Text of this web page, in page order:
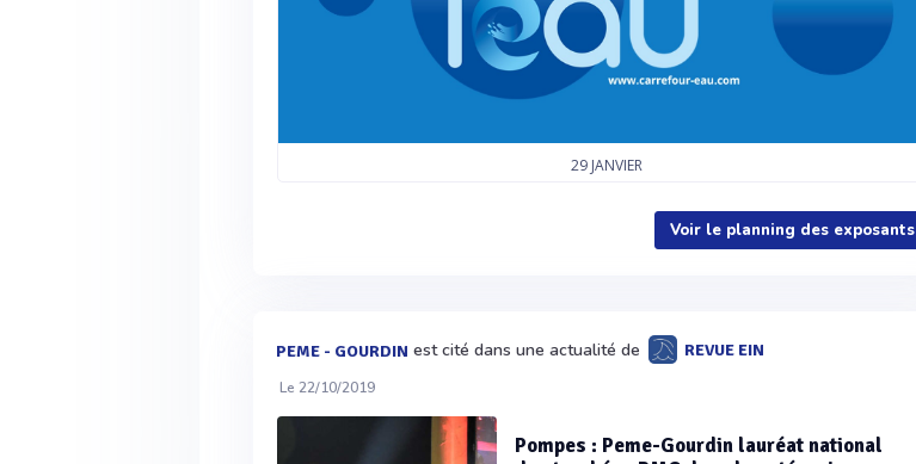
29 JANVIER
Voir le planning des exposants
PEME - GOURDIN est cité dans une actualité de REVUE EIN
Le 22/10/2019
Pompes : Peme-Gourdin lauréat national